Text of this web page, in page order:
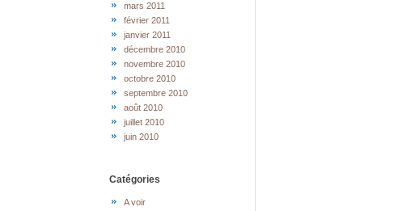
mars 2011
février 2011
janvier 2011
décembre 2010
novembre 2010
octobre 2010
septembre 2010
août 2010
juillet 2010
juin 2010
Catégories
A voir